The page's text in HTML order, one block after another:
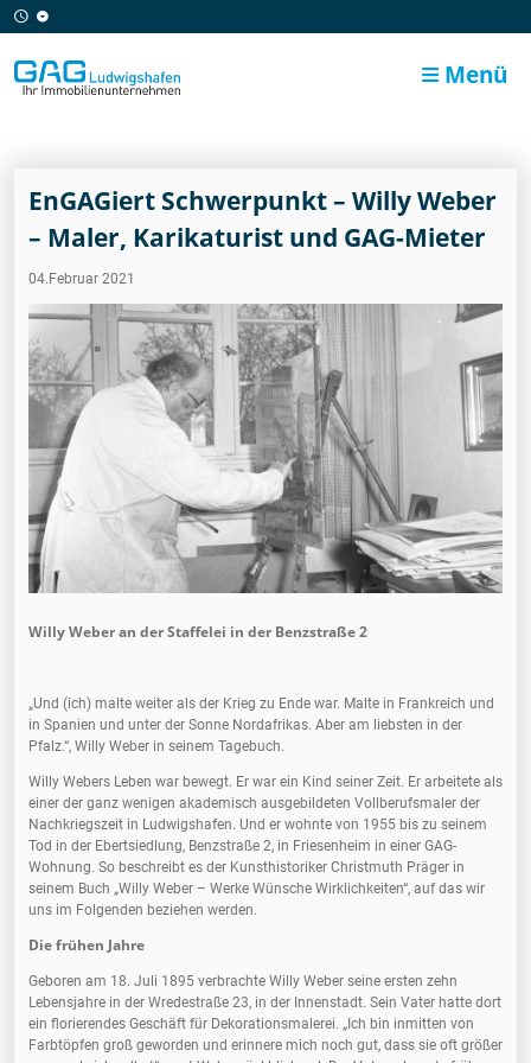
Menü
EnGAGiert Schwerpunkt – Willy Weber
– Maler, Karikaturist und GAG-Mieter
04.Februar 2021
Willy Weber an der Staffelei in der Benzstraße 2
„Und (ich) malte weiter als der Krieg zu Ende war. Malte in Frankreich und
in Spanien und unter der Sonne Nordafrikas. Aber am liebsten in der
Pfalz.“, Willy Weber in seinem Tagebuch.
Willy Webers Leben war bewegt. Er war ein Kind seiner Zeit. Er arbeitete als
einer der ganz wenigen akademisch ausgebildeten Vollberufsmaler der
Nachkriegszeit in Ludwigshafen. Und er wohnte von 1955 bis zu seinem
Tod in der Ebertsiedlung, Benzstraße 2, in Friesenheim in einer GAG-
Wohnung. So beschreibt es der Kunsthistoriker Christmuth Präger in
seinem Buch „Willy Weber – Werke Wünsche Wirklichkeiten“, auf das wir
uns im Folgenden beziehen werden.
Die frühen Jahre
Geboren am 18. Juli 1895 verbrachte Willy Weber seine ersten zehn
Lebensjahre in der Wredestraße 23, in der Innenstadt. Sein Vater hatte dort
ein florierendes Geschäft für Dekorationsmalerei. „Ich bin inmitten von
Farbtöpfen groß geworden und erinnere mich noch gut, dass sie oft größer